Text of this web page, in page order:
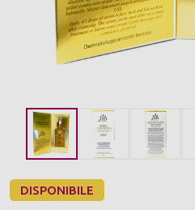
DISPONIBILE